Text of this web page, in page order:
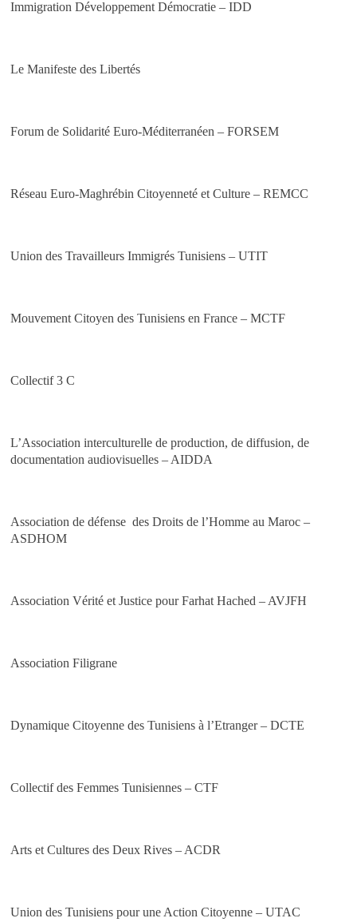
Immigration Développement Démocratie – IDD
Le Manifeste des Libertés
Forum de Solidarité Euro-Méditerranéen – FORSEM
Réseau Euro-Maghrébin Citoyenneté et Culture – REMCC
Union des Travailleurs Immigrés Tunisiens – UTIT
Mouvement Citoyen des Tunisiens en France – MCTF
Collectif 3 C
L’Association interculturelle de production, de diffusion, de
documentation audiovisuelles – AIDDA
Association de défense des Droits de l’Homme au Maroc –
ASDHOM
Association Vérité et Justice pour Farhat Hached – AVJFH
Association Filigrane
Dynamique Citoyenne des Tunisiens à l’Etranger – DCTE
Collectif des Femmes Tunisiennes – CTF
Arts et Cultures des Deux Rives – ACDR
Union des Tunisiens pour une Action Citoyenne – UTAC